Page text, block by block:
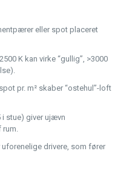
eller spot placeret
K kan virke “gullig”, >3000
pr. m² skaber “ostehul”-loft
i stue) giver ujævn
rum.
drivere, som fører